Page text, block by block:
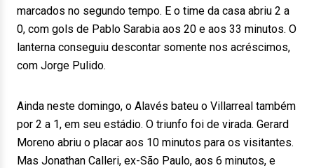
marcados no segundo tempo. E o time da casa abriu 2 a
0, com gols de Pablo Sarabia aos 20 e aos 33 minutos. O
lanterna conseguiu descontar somente nos acréscimos,
com Jorge Pulido.
Ainda neste domingo, o Alavés bateu o Villarreal também
por 2 a 1, em seu estádio. O triunfo foi de virada. Gerard
Moreno abriu o placar aos 10 minutos para os visitantes.
Mas Jonathan Calleri, ex-São Paulo, aos 6 minutos, e